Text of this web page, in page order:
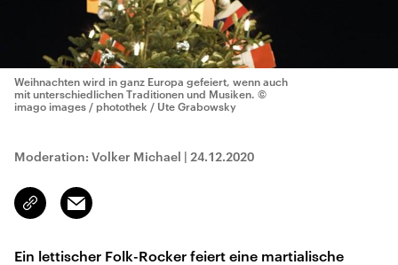
Weihnachten wird in ganz Europa gefeiert, wenn auch
mit unterschiedlichen Traditionen und Musiken. ©
imago images / photothek / Ute Grabowsky
Moderation: Volker Michael | 24.12.2020
Link
kopieren/teilen
Email
Ein lettischer Folk-Rocker feiert eine martialische